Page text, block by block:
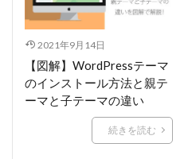
2021年9月14日
【図解】WordPressテーマ
のインストール方法と親テ
ーマと子テーマの違い
続きを読む